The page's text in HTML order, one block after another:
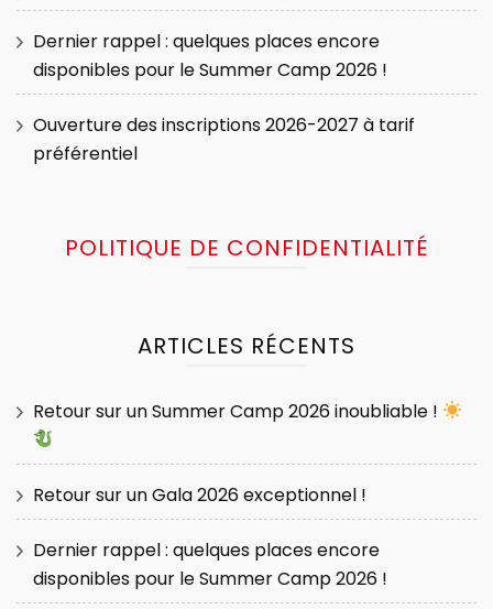
Dernier rappel : quelques places encore
disponibles pour le Summer Camp 2026 !
Ouverture des inscriptions 2026-2027 à tarif
préférentiel
POLITIQUE DE CONFIDENTIALITÉ
ARTICLES RÉCENTS
Retour sur un Summer Camp 2026 inoubliable !
Retour sur un Gala 2026 exceptionnel !
Dernier rappel : quelques places encore
disponibles pour le Summer Camp 2026 !